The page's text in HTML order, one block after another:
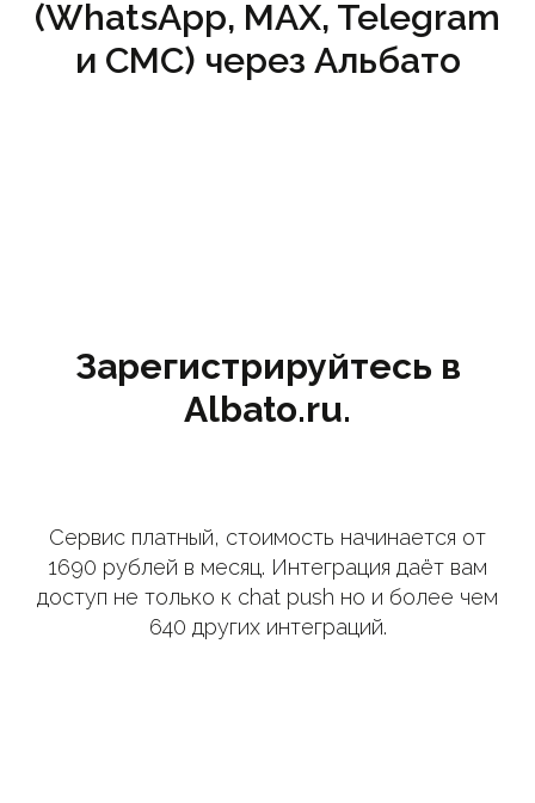
(WhatsApp, MAX, Telegram
и СМС) через Альбато
Зарегистрируйтесь в
Albato.ru.
Сервис платный, стоимость начинается от
1690 рублей в месяц. Интеграция даёт вам
доступ не только к chat push но и более чем
640 других интеграций.